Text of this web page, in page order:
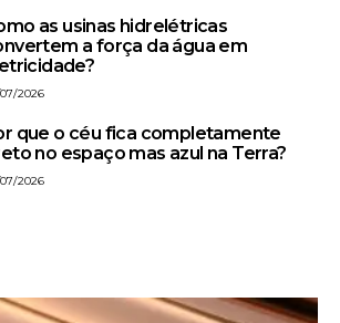
as usinas hidrelétricas
a força da água em
2026
que o céu fica completamente
no espaço mas azul na Terra?
2026